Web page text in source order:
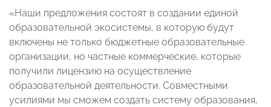
«Наши предложения состоят в создании единой
образовательной экосистемы, в которую будут
включены не только бюджетные образовательные
организации, но частные коммерческие, которые
получили лицензию на осуществление
образовательной деятельности. Совместными
усилиями мы сможем создать систему образования,